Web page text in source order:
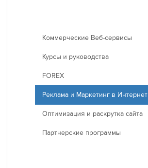
Коммерческие Веб-сервисы
Курсы и руководства
FOREX
Реклама и Маркетинг в Интернет
Оптимизация и раскрутка сайта
Партнерские программы